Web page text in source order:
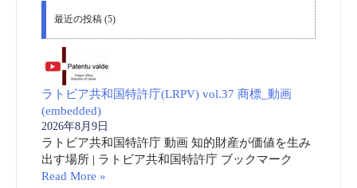
最近の投稿 (5)
ラトビア共和国特許庁(LRPV) vol.37 商標_動画
(embedded)
2026年8月9日
ラトビア共和国特許庁 動画 知的財産が価値を生み
出す場所 | ラトビア共和国特許庁 ブックマーク
Read More »